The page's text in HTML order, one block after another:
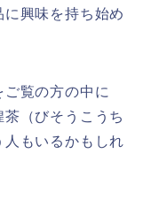
興味を持ち始め
覧の方の中に
（びそうこうち
もいるかもしれ